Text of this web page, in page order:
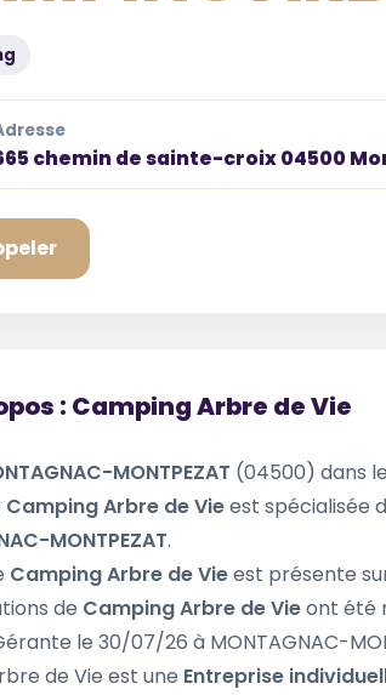
chemin de sainte-croix 04500
: Camping Arbre de Vie
MONTPEZAT (04500) dans
Camping Arbre de Vieest spécialisée
MONTPEZAT.
Camping Arbre de Vieest présente
de Camping Arbre de Vieont été
le 30/07/26 à MONTAGNAC-
de Vie est une Entreprise